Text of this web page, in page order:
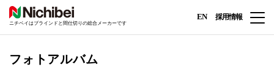
ニチベイはブラインドと間仕切りの総合メーカーです
EN 採用情報
フォトアルバム